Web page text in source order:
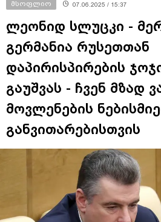
მსოფლიო 07.06.2025 / 15:37
ლეონიდ სლუცკი -
გერმანია რუსეთთან
დაპირისპირების
გაუშვას - ჩვენ მზად
მოვლენების
განვითარებისთვის